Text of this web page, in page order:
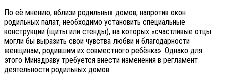
По её мнению, вблизи родильных домов, напротив окон
родильных палат, необходимо установить специальные
конструкции (щиты или стенды), на которых «счастливые отцы
могли бы выразить свои чувства любви и благодарности
женщинам, родившим их совместного ребёнка». Однако для
этого Минздраву требуется внести изменения в регламент
деятельности родильных домов.